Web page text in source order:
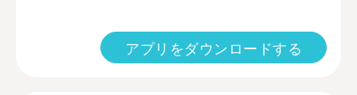
アプリをダウンロードする